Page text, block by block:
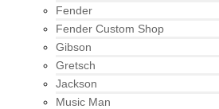
Fender
Fender Custom Shop
Gibson
Gretsch
Jackson
Music Man